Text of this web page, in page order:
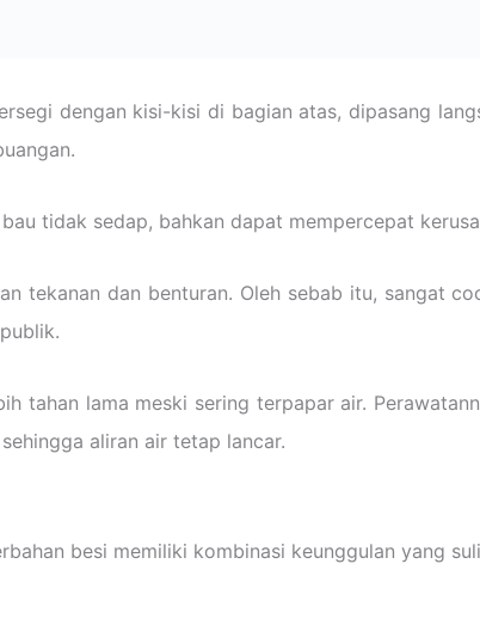
dengan kisi-kisi di bagian atas, dipasang
tidak sedap, bahkan dapat mempercepat
tekanan dan benturan. Oleh sebab itu, sangat
lama meski sering terpapar air.
aliran air tetap lancar.
besi memiliki kombinasi keunggulan yang